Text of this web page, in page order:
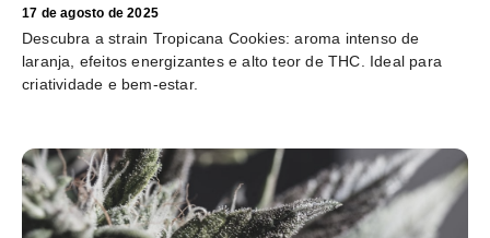
17 de agosto de 2025
Descubra a strain Tropicana Cookies: aroma intenso de
laranja, efeitos energizantes e alto teor de THC. Ideal para
criatividade e bem-estar.